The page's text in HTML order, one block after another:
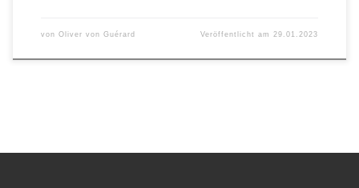
von Oliver von Guérard Veröffentlicht am 29.01.2023